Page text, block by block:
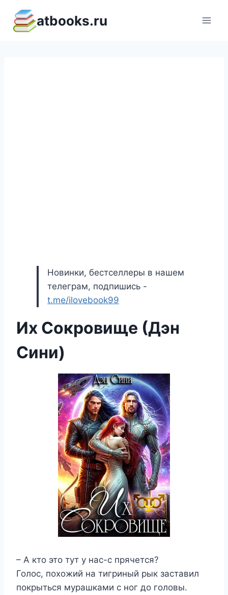
содержимому
atbooks.ru
Новинки, бестселлеры в нашем
телеграм, подпишись -
t.me/ilovebook99
Их Сокровище (Дэн
Сини)
– А кто это тут у нас-с прячется?
Голос, похожий на тигриный рык заставил
покрыться мурашками с ног до головы.